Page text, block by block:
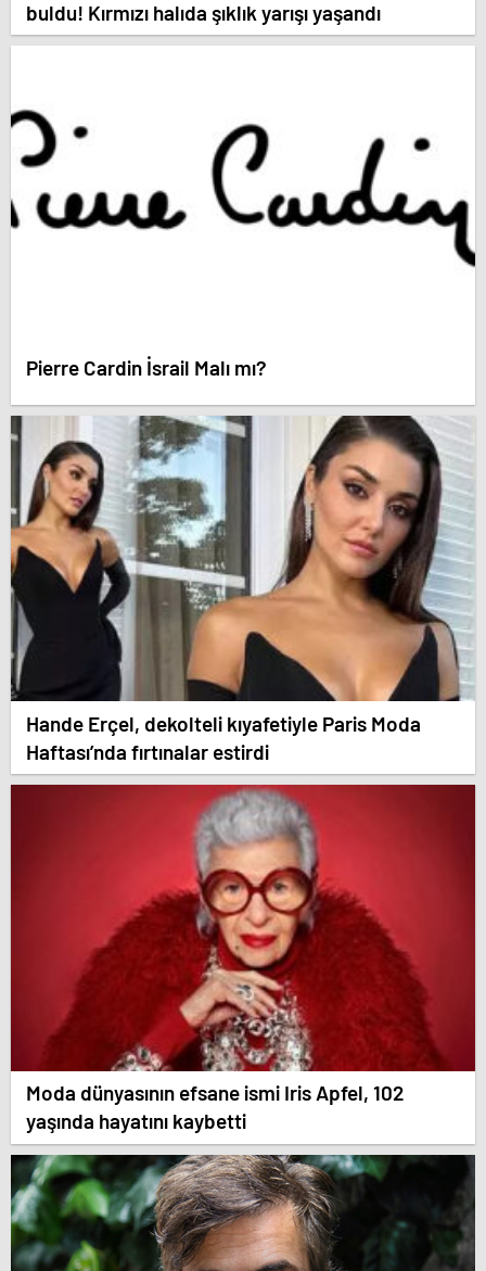
buldu! Kırmızı halıda şıklık yarışı yaşandı
Pierre Cardin İsrail Malı mı?
Hande Erçel, dekolteli kıyafetiyle Paris Moda
Haftası’nda fırtınalar estirdi
Moda dünyasının efsane ismi Iris Apfel, 102
yaşında hayatını kaybetti